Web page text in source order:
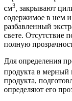
см3, закрывают
содержимое в нем
разбавленный
свете. Отсутствие
полную
Для определения
продукта в
продукта,
определяют его